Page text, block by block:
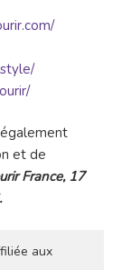
et de
France, 17
aux